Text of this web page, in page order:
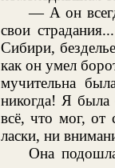
— А он
свои
Сибири,
как он умел
мучительна
никогда! Я была
всё, что мог, от
ласки, ни
Она